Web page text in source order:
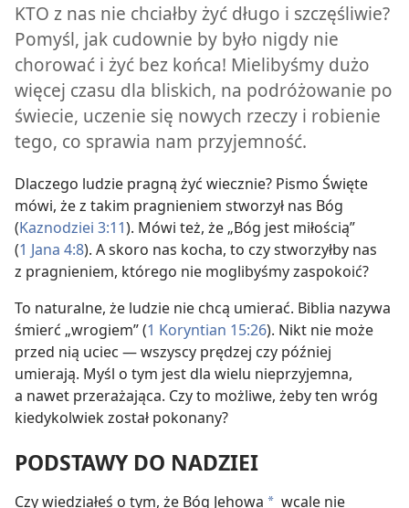
KTO z nas nie chciałby żyć długo i szczęśliwie?
Pomyśl, jak cudownie by było nigdy nie
chorować i żyć bez końca! Mielibyśmy dużo
więcej czasu dla bliskich, na podróżowanie po
świecie, uczenie się nowych rzeczy i robienie
tego, co sprawia nam przyjemność.
Dlaczego ludzie pragną żyć wiecznie? Pismo Święte
mówi, że z takim pragnieniem stworzył nas Bóg
(Kaznodziei 3:11). Mówi też, że „Bóg jest miłością”
(1 Jana 4:8). A skoro nas kocha, to czy stworzyłby nas
z pragnieniem, którego nie moglibyśmy zaspokoić?
To naturalne, że ludzie nie chcą umierać. Biblia nazywa
śmierć „wrogiem” (1 Koryntian 15:26). Nikt nie może
przed nią uciec — wszyscy prędzej czy później
umierają. Myśl o tym jest dla wielu nieprzyjemna,
a nawet przerażająca. Czy to możliwe, żeby ten wróg
kiedykolwiek został pokonany?
PODSTAWY DO NADZIEI
Czy wiedziałeś o tym, że Bóg Jehowa a wcale nie